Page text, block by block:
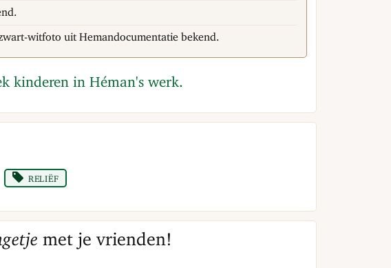
witfoto uit Hemandocumentatie bekend.
kinderen in Héman's werk.
reliëf
met je vrienden!